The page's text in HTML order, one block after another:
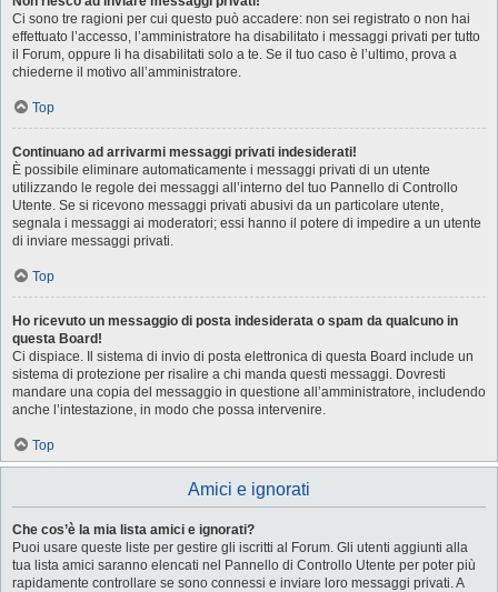
Ci sono tre ragioni per cui questo può accadere: non sei registrato o non hai
effettuato l’accesso, l’amministratore ha disabilitato i messaggi privati per tutto
il Forum, oppure li ha disabilitati solo a te. Se il tuo caso è l’ultimo, prova a
chiederne il motivo all’amministratore.
Top
Continuano ad arrivarmi messaggi privati indesiderati!
È possibile eliminare automaticamente i messaggi privati ​​di un utente
utilizzando le regole dei messaggi all’interno del tuo Pannello di Controllo
Utente. Se si ricevono messaggi privati ​​abusivi da un particolare utente,
segnala i messaggi ai moderatori; essi hanno il potere di impedire a un utente
di inviare messaggi privati​​.
Top
Ho ricevuto un messaggio di posta indesiderata o spam da qualcuno in
questa Board!
Ci dispiace. Il sistema di invio di posta elettronica di questa Board include un
sistema di protezione per risalire a chi manda questi messaggi. Dovresti
mandare una copia del messaggio in questione all’amministratore, includendo
anche l’intestazione, in modo che possa intervenire.
Top
Amici e ignorati
Che cos’è la mia lista amici e ignorati?
Puoi usare queste liste per gestire gli iscritti al Forum. Gli utenti aggiunti alla
tua lista amici saranno elencati nel Pannello di Controllo Utente per poter più
rapidamente controllare se sono connessi e inviare loro messaggi privati. A